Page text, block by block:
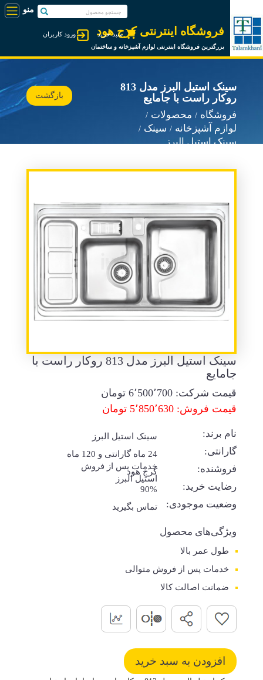
فروشگاه اینترنتی کرج هود
بزرگترین فروشگاه اینترنتی لوازم آشپزخانه و ساختمان
ورود کاربران سبد خرید
سینک استیل البرز مدل 813
روکار راست با جامایع
فروشگاه
محصولات
لوازم آشپزخانه
سینک
سینک استیل البرز
بازگشت
سینک استیل البرز مدل 813 روکار راست با
جامایع
قیمت شرکت: 6٬500٬700تومان
قیمت فروش: 5٬850٬630 تومان
نام برند: سینک استیل البرز
گارانتی:
24 ماه گارانتی و 120 ماه
خدمات پس از فروش
استیل البرز
فروشنده: کرج هود
رضایت خرید: 90%
وضعیت موجودی: تماس بگیرید
ویژگی‌های محصول
طول عمر بالا
خدمات پس از فروش متوالی
ضمانت اصالت کالا